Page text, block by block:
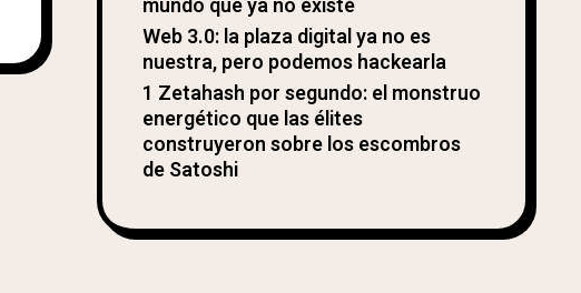
mundo que ya no existe
Web 3.0: la plaza digital ya no es
nuestra, pero podemos hackearla
1 Zetahash por segundo: el monstruo
energético que las élites
construyeron sobre los escombros
de Satoshi